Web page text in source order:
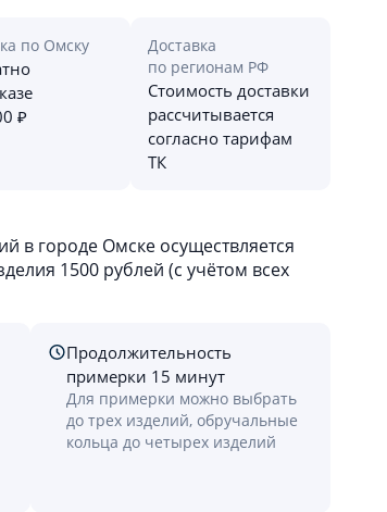
по Омску
₽
Доставка
по регионам РФ
Стоимость доставки
рассчитывается
согласно тарифам
ТК
в городе Омске осуществляется
1500 рублей (с учётом всех
Продолжительность
примерки 15 минут
Для примерки можно выбрать
до трех изделий, обручальные
кольца до четырех изделий